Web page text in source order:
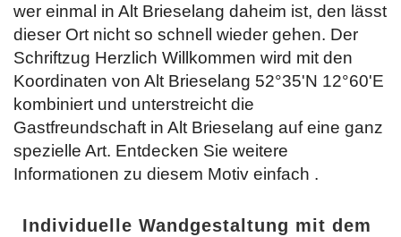
wer einmal in Alt Brieselang daheim ist, den lässt
dieser Ort nicht so schnell wieder gehen. Der
Schriftzug Herzlich Willkommen wird mit den
Koordinaten von Alt Brieselang 52°35'N 12°60'E
kombiniert und unterstreicht die
Gastfreundschaft in Alt Brieselang auf eine ganz
spezielle Art. Entdecken Sie weitere
Informationen zu diesem Motiv einfach .
Individuelle Wandgestaltung mit dem